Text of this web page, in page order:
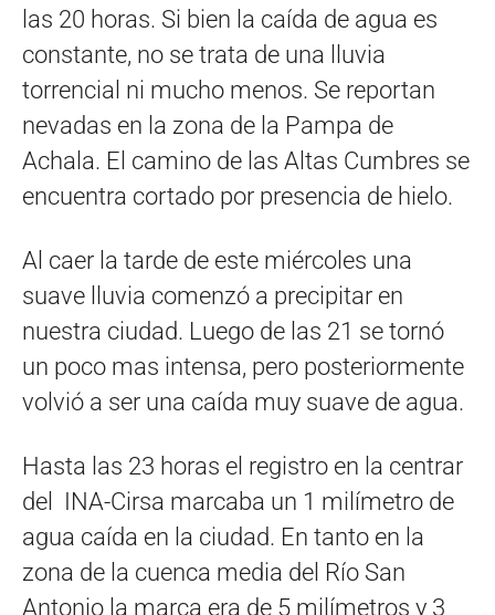
las 20 horas. Si bien la caída de agua es
constante, no se trata de una lluvia
torrencial ni mucho menos. Se reportan
nevadas en la zona de la Pampa de
Achala. El camino de las Altas Cumbres se
encuentra cortado por presencia de hielo.
Al caer la tarde de este miércoles una
suave lluvia comenzó a precipitar en
nuestra ciudad. Luego de las 21 se tornó
un poco mas intensa, pero posteriormente
volvió a ser una caída muy suave de agua.
Hasta las 23 horas el registro en la centrar
del INA-Cirsa marcaba un 1 milímetro de
agua caída en la ciudad. En tanto en la
zona de la cuenca media del Río San
Antonio la marca era de 5 milímetros y 3